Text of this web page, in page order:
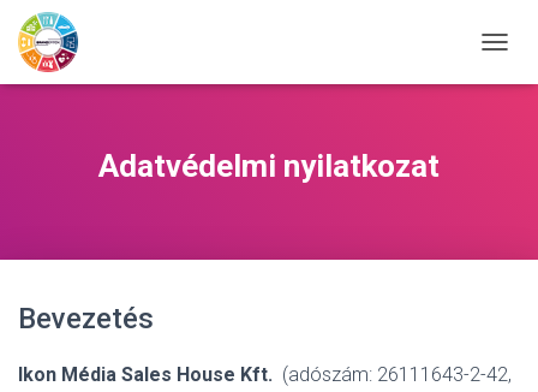
Adatvédelmi nyilatkozat
Bevezetés
Ikon Média Sales House Kft. (adószám: 26111643-2-42,